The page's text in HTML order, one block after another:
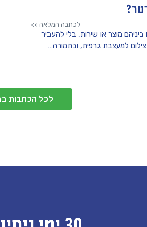
לכתבה המלאה >>
מוצר או שירות, בלי להעביר
למעצבת גרפית, ובתמורה…
לכל הכתבות